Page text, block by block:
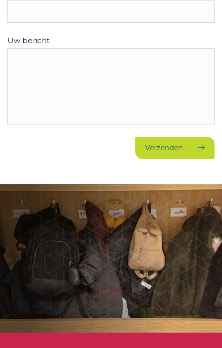
Uw bericht
Verzenden